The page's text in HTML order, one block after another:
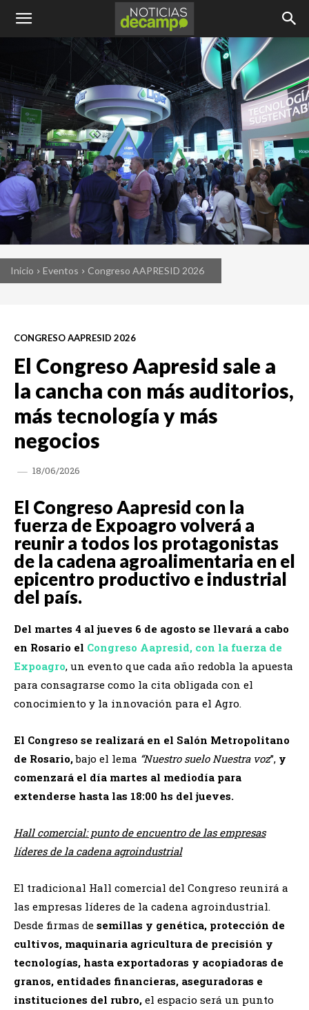
Inicio Eventos Congreso AAPRESID 2026
CONGRESO AAPRESID 2026
El Congreso Aapresid sale a
la cancha con más auditorios,
más tecnología y más
negocios
18/06/2026
El Congreso Aapresid con la
fuerza de Expoagro volverá a
reunir a todos los protagonistas
de la cadena agroalimentaria en el
epicentro productivo e industrial
del país.
Del martes 4 al jueves 6 de agosto se llevará a cabo
en Rosario el Congreso Aapresid, con la fuerza de
Expoagro, un evento que cada año redobla la apuesta
para consagrarse como la cita obligada con el
conocimiento y la innovación para el Agro.
El Congreso se realizará en el Salón Metropolitano
de Rosario,bajo el lema “Nuestro suelo Nuestra voz”, y
comenzará el día martes al mediodía para
extenderse hasta las 18:00 hs del jueves.
Hall comercial: punto de encuentro de las empresas
líderes de la cadena agroindustrial
El tradicional Hall comercial del Congreso reunirá a
las empresas líderes de la cadena agroindustrial.
Desde firmas de semillas y genética, protección de
cultivos, maquinaria agricultura de precisión y
tecnologías, hasta exportadoras y acopiadoras de
granos, entidades financieras, aseguradoras e
instituciones del rubro, el espacio será un punto